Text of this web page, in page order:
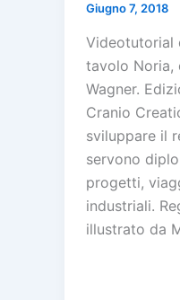
Giugno 7, 2018
Videotutorial
tavolo Noria,
Wagner.
Cranio
sviluppare il
servono
progetti,
industriali.
illustrato da